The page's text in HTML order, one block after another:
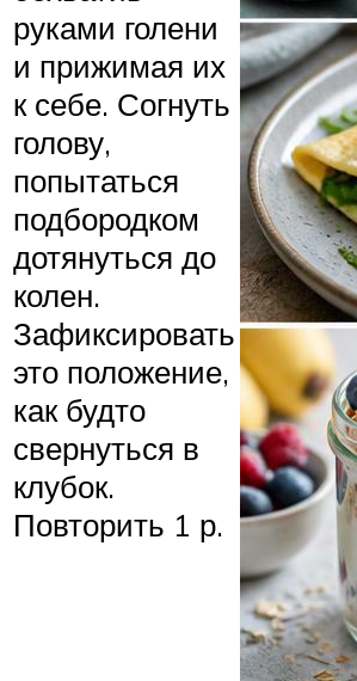
руками голени
и прижимая их
к себе. Согнуть
голову,
попытаться
подбородком
дотянуться до
колен.
Зафиксировать
это положение,
как будто
свернуться в
клубок.
Повторить 1 р.